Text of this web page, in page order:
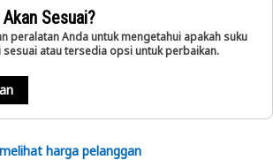
Sesuai?
peralatan Anda untuk mengetahui apakah suku
sesuai atau tersedia opsi untuk perbaikan.
harga pelanggan